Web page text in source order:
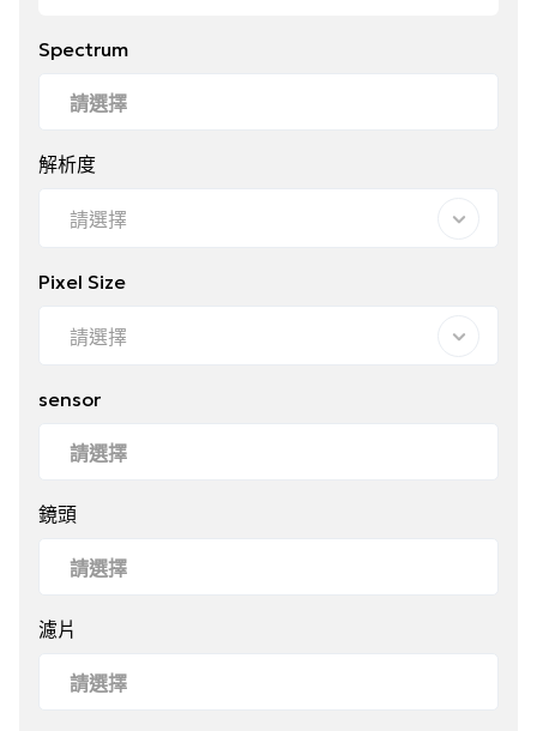
Spectrum
解析度
請選擇
Pixel Size
請選擇
sensor
鏡頭
濾片